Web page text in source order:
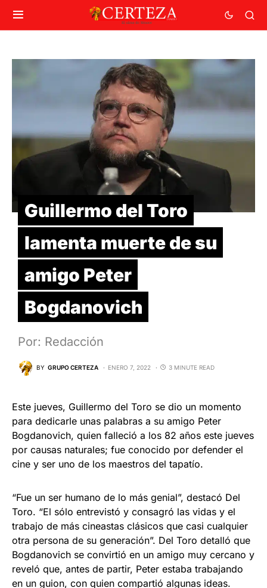
Guillermo del Toro
lamenta muerte de su
amigo Peter
Bogdanovich
Por: Redacción
BY GRUPO CERTEZA ENERO 7, 2022 3 MINUTE READ
Este jueves, Guillermo del Toro se dio un momento
para dedicarle unas palabras a su amigo Peter
Bogdanovich, quien falleció a los 82 años este jueves
por causas naturales; fue conocido por defender el
cine y ser uno de los maestros del tapatío.
“Fue un ser humano de lo más genial”, destacó Del
Toro. “El sólo entrevistó y consagró las vidas y el
trabajo de más cineastas clásicos que casi cualquier
otra persona de su generación”. Del Toro detalló que
Bogdanovich se convirtió en un amigo muy cercano y
reveló que, antes de partir, Peter estaba trabajando
en un guion, con quien compartió algunas ideas.